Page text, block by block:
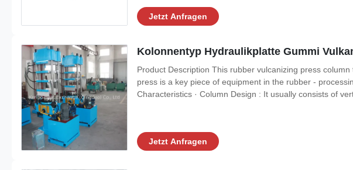
Jetzt Anfragen
Kolonnentyp Hydraulikplatte Gummi
Product Description This rubber vulcanizing press
press is a key piece of equipment in the rubber -
Characteristics · Column Design : It usually consists of
Jetzt Anfragen